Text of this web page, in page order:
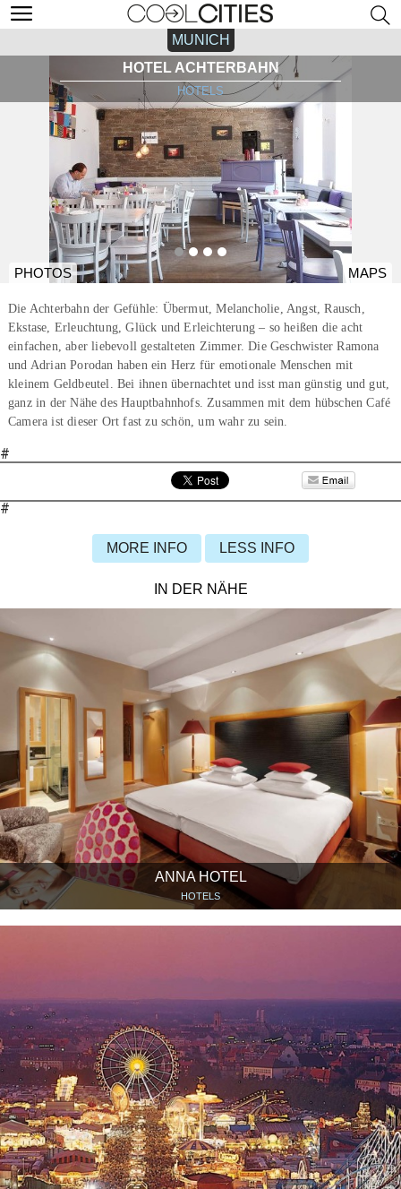
MUNICH
HOTEL ACHTERBAHN
HOTELS
PHOTOS MAPS
Die Achterbahn der Gefühle: Übermut, Melancholie, Angst, Rausch,
Ekstase, Erleuchtung, Glück und Erleichterung – so heißen die acht
einfachen, aber liebevoll gestalteten Zimmer. Die Geschwister Ramona
und Adrian Porodan haben ein Herz für emotionale Menschen mit
kleinem Geldbeutel. Bei ihnen übernachtet und isst man günstig und gut,
ganz in der Nähe des Hauptbahnhofs. Zusammen mit dem hübschen Café
Camera ist dieser Ort fast zu schön, um wahr zu sein.
#
#
MORE INFO LESS INFO
IN DER NÄHE
ANNA HOTEL
HOTELS